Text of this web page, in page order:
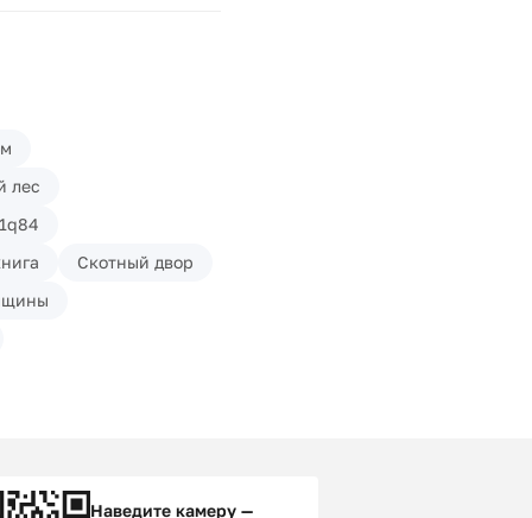
лес
1q84
Скотный двор
Наведите камеру —